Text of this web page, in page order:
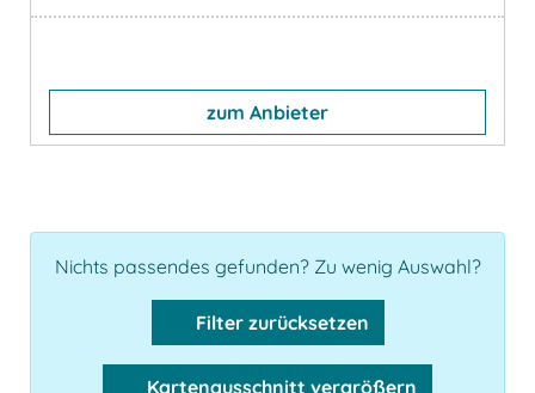
zum Anbieter
Nichts passendes gefunden? Zu wenig Auswahl?
Filter zurücksetzen
Kartenausschnitt vergrößern